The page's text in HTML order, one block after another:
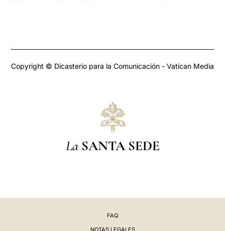
Copyright © Dicasterio para la Comunicación - Vatican Media
La SANTA SEDE
FAQ
NOTAS LEGALES